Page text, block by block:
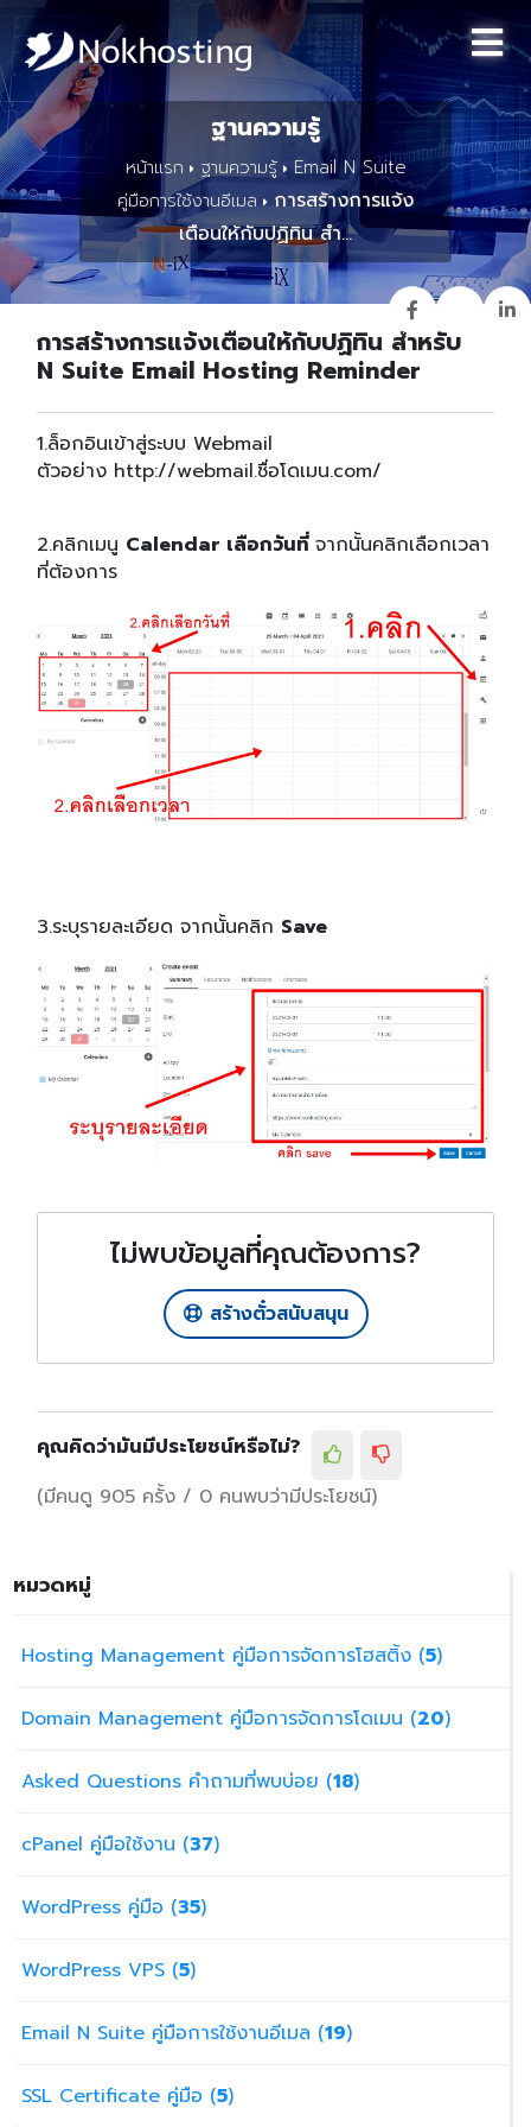
ฐานความรู้
หน้าแรก ฐานความรู้
Email N Suite
คู่มือการใช้งานอีเมล
การสร้างการแจ้ง
เตือนให้กับปฏิทิน สำ...
การสร้างการแจ้งเตือนให้กับปฏิทิน สำหรับ
N Suite Email Hosting Reminder
1.ล็อกอินเข้าสู่ระบบ Webmail
ตัวอย่าง http://webmail.ชื่อโดเมน.com/
2.คลิกเมนู Calendar เลือกวันที่จากนั้นคลิกเลือกเวลา
ที่ต้องการ
3.ระบุรายละเอียด จากนั้นคลิก Save
ไม่พบข้อมูลที่คุณต้องการ?
สร้างตั๋วสนับสนุน
คุณคิดว่ามันมีประโยชน์หรือไม่?
(มีคนดู 905 ครั้ง / 0 คนพบว่ามีประโยชน์)
หมวดหมู่
Hosting Management คู่มือการจัดการโฮสติ้ง (5)
Domain Management คู่มือการจัดการโดเมน (20)
Asked Questions คำถามที่พบบ่อย (18)
cPanel คู่มือใช้งาน (37)
WordPress คู่มือ (35)
WordPress VPS (5)
Email N Suite คู่มือการใช้งานอีเมล (19)
SSL Certificate คู่มือ (5)